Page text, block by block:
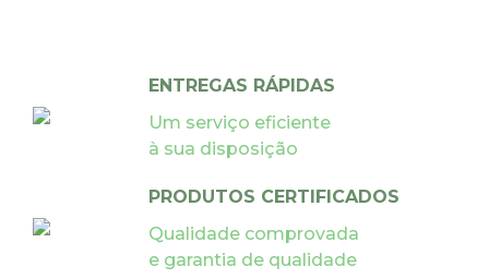
ENTREGAS RÁPIDAS
Um serviço eficiente
à sua disposição
PRODUTOS CERTIFICADOS
Qualidade comprovada
e garantia de qualidade